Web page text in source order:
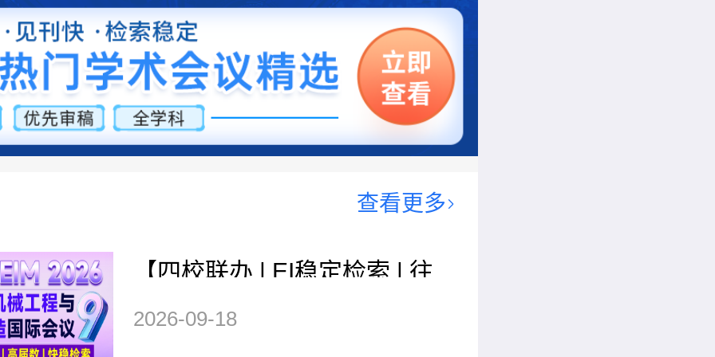
查看更多
【四校联办 | EI稳定检索 | 往
届均已检索】第九届机械工程
2026-09-18